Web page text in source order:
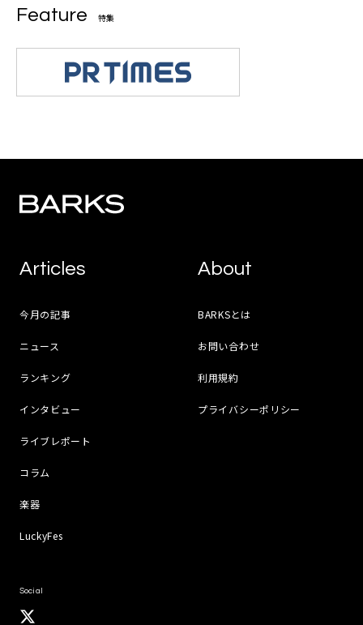
Feature 特集
Articles
今月の記事
ニュース
ランキング
インタビュー
ライブレポート
コラム
楽器
LuckyFes
About
BARKSとは
お問い合わせ
利用規約
プライバシーポリシー
Social